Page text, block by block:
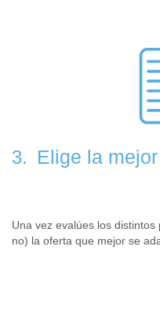
3. Elige la
Una vez evalúes los
no) la oferta que mejor se